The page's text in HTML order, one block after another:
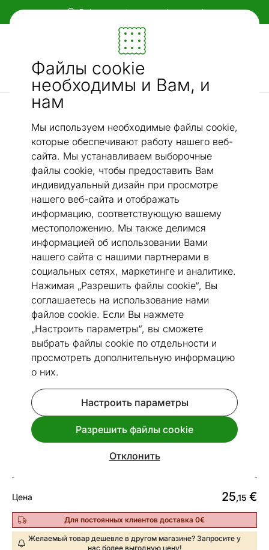
Файлы cookie
необходимы и Вам, и
нам
Мы используем необходимые файлы cookie,
которые обеспечивают работу нашего веб-
сайта. Мы устанавливаем выборочные
файлы cookie, чтобы предоставить Вам
индивидуальный дизайн при просмотре
нашего веб-сайта и отображать
информацию, соответствующую вашему
местоположению. Мы также делимся
информацией об использовании Вами
нашего сайта с нашими партнерами в
социальных сетях, маркетинге и аналитике.
Нажимая „Разрешить файлы cookie“, Вы
соглашаетесь на использование нами
файлов cookie. Если Вы нажмете
„Настроить параметры“, вы сможете
выбрать файлы cookie по отдельности и
просмотреть дополнительную информацию
о них.
Настроить параметры
Разрешить файлы cookie
Отклонить
Гибкие и удобные способы оплаты!
Мебель и убранство - ON24
Ищи...
Narma ковры из искусственного волокна
Narma Vegan Fur ковер KIDS BUDDY 70x110 см Тигр
Перейти к слайду 1
Перейти к слайду 2
Перейти к слайду 3
Посмотреть похожие
Быстрая доставка!
Narma Vegan Fur ковер KIDS
BUDDY 70x110 см Тигр
Код 55465
Срок доставки между 13.08 - 20.08
Цена 25,15 €
Для постоянных клиентов доставка 0€
Желаемый товар дешевле в другом магазине? Запросите у
нас более выгодную цену!